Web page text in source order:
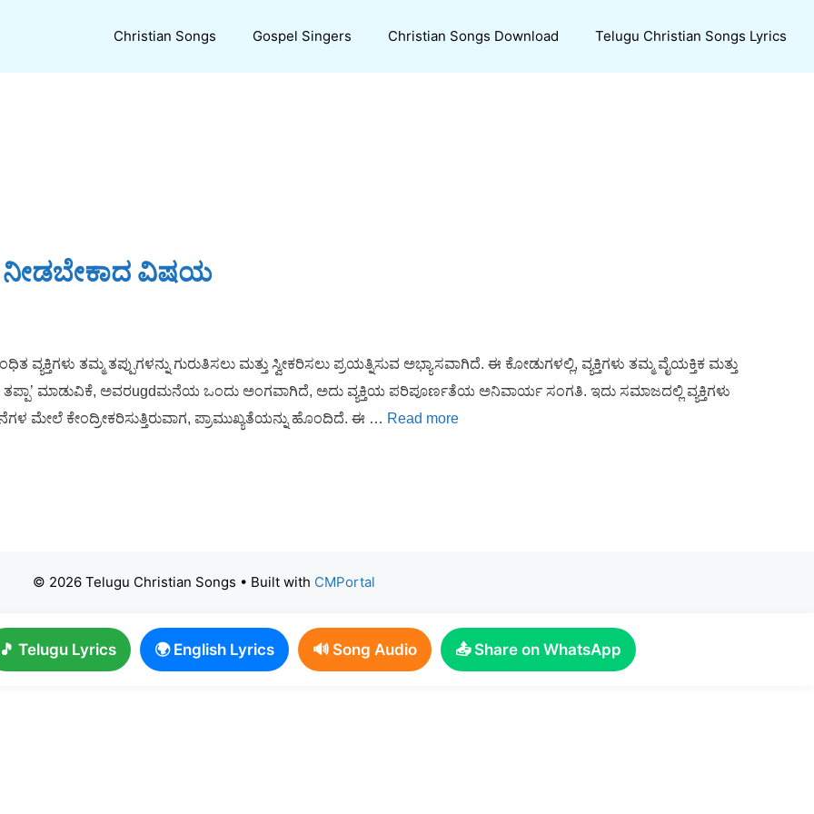
Christian Songs Gospel Singers Christian Songs Download Telugu Christian Songs Lyrics
ನೀಡಬೇಕಾದ ವಿಷಯ
ತಮ್ಮ ತಪ್ಪುಗಳನ್ನು ಗುರುತಿಸಲು ಮತ್ತು ಸ್ವೀಕರಿಸಲು ಪ್ರಯತ್ನಿಸುವ ಅಭ್ಯಾಸವಾಗಿದೆ. ಈ ಕೋಡುಗಳಲ್ಲಿ, ವ್ಯಕ್ತಿಗಳು ತಮ್ಮ ವೈಯಕ್ತಿಕ ಮತ್ತು
ತಪ್ಪಾ’ ಮಾಡುವಿಕೆ, ಅವರugdಮನೆಯ ಒಂದು ಅಂಗವಾಗಿದೆ, ಅದು ವ್ಯಕ್ತಿಯ ಪರಿಪೂರ್ಣತೆಯ ಅನಿವಾರ್ಯ ಸಂಗತಿ. ಇದು ಸಮಾಜದಲ್ಲಿ ವ್ಯಕ್ತಿಗಳು
ಮೇಲೆ ಕೇಂದ್ರೀಕರಿಸುತ್ತಿರುವಾಗ, ಪ್ರಾಮುಖ್ಯತೆಯನ್ನು ಹೊಂದಿದೆ. ಈ … Read more
© 2026 Telugu Christian Songs • Built with CMPortal
🎵 Telugu Lyrics 🌍 English Lyrics 🔊 Song Audio 📤 Share on WhatsApp